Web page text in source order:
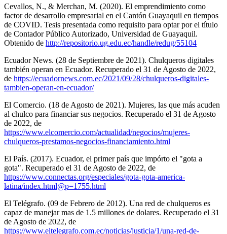
Cevallos, N., & Merchan, M. (2020). El emprendimiento como
factor de desarrollo empresarial en el Cantón Guayaquil en tiempos
de COVID. Tesis presentada como requisito para optar por el título
de Contador Público Autorizado, Universidad de Guayaquil.
Obtenido de http://repositorio.ug.edu.ec/handle/redug/55104
Ecuador News. (28 de Septiembre de 2021). Chulqueros digitales
también operan en Ecuador. Recuperado el 31 de Agosto de 2022,
de https://ecuadornews.com.ec/2021/09/28/chulqueros-digitales-
tambien-operan-en-ecuador/
El Comercio. (18 de Agosto de 2021). Mujeres, las que más acuden
al chulco para financiar sus negocios. Recuperado el 31 de Agosto
de 2022, de
https://www.elcomercio.com/actualidad/negocios/mujeres-
chulqueros-prestamos-negocios-financiamiento.html
El País. (2017). Ecuador, el primer país que impórto el "gota a
gota". Recuperado el 31 de Agosto de 2022, de
https://www.connectas.org/especiales/gota-gota-america-
latina/index.html@p=1755.html
El Telégrafo. (09 de Febrero de 2012). Una red de chulqueros es
capaz de manejar mas de 1.5 millones de dolares. Recuperado el 31
de Agosto de 2022, de
https://www.eltelegrafo.com.ec/noticias/justicia/1/una-red-de-